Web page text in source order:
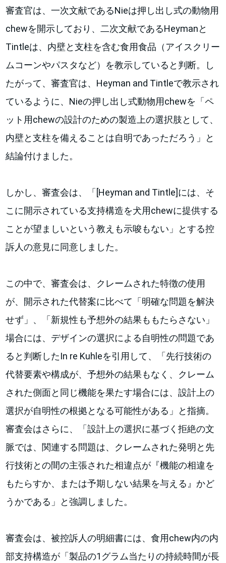
審査官は、一次文献であるNieは押し出し式の動物用
chewを開示しており、二次文献であるHeymanと
Tintleは、内壁と支柱を含む食用食品（アイスクリー
ムコーンやパスタなど）を教示していると判断。し
たがって、審査官は、Heyman and Tintleで教示され
ているように、Nieの押し出し式動物用chewを「ペ
ット用chewの設計のための製造上の選択肢として、
内壁と支柱を備えることは自明であっただろう」と
結論付けました。
しかし、審査会は、「[Heyman and Tintle]には、そ
こに開示されている支持構造を犬用chewに提供する
ことが望ましいという教えも示唆もない」とする控
訴人の意見に同意しました。
この中で、審査会は、クレームされた特徴の使用
が、開示された代替案に比べて「明確な問題を解決
せず」、「新規性も予想外の結果ももたらさない」
場合には、デザインの選択による自明性の問題であ
ると判断したIn re Kuhleを引用して、「先行技術の
代替要素や構成が、予想外の結果もなく、クレーム
された側面と同じ機能を果たす場合には、設計上の
選択が自明性の根拠となる可能性がある」と指摘。
審査会はさらに、「設計上の選択に基づく拒絶の文
脈では、関連する問題は、クレームされた発明と先
行技術との間の主張された相違点が『機能の相違を
もたらすか、または予期しない結果を与える』かど
うかである」と強調しました。
審査会は、被控訴人の明細書には、食用chew内の内
部支持構造が「製品の1グラム当たりの持続時間が長